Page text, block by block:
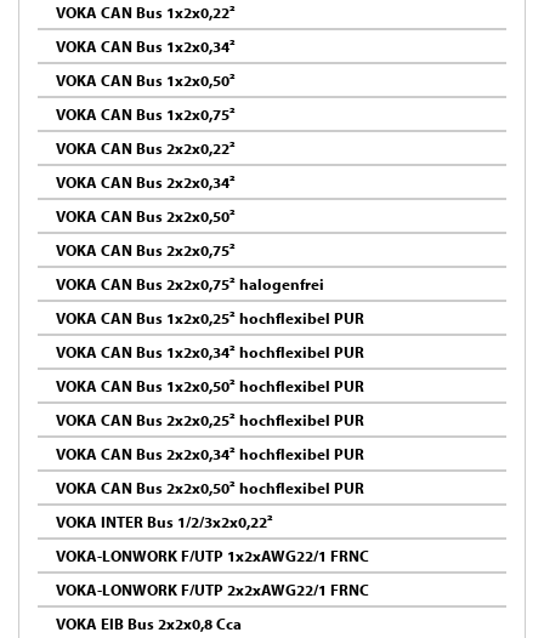
VOKA CAN Bus 1x2x0,22²
VOKA CAN Bus 1x2x0,34²
VOKA CAN Bus 1x2x0,50²
VOKA CAN Bus 1x2x0,75²
VOKA CAN Bus 2x2x0,22²
VOKA CAN Bus 2x2x0,34²
VOKA CAN Bus 2x2x0,50²
VOKA CAN Bus 2x2x0,75²
VOKA CAN Bus 2x2x0,75² halogenfrei
VOKA CAN Bus 1x2x0,25² hochflexibel PUR
VOKA CAN Bus 1x2x0,34² hochflexibel PUR
VOKA CAN Bus 1x2x0,50² hochflexibel PUR
VOKA CAN Bus 2x2x0,25² hochflexibel PUR
VOKA CAN Bus 2x2x0,34² hochflexibel PUR
VOKA CAN Bus 2x2x0,50² hochflexibel PUR
VOKA INTER Bus 1/2/3x2x0,22²
VOKA-LONWORK F/UTP 1x2xAWG22/1 FRNC
VOKA-LONWORK F/UTP 2x2xAWG22/1 FRNC
VOKA EIB Bus 2x2x0,8 Cca